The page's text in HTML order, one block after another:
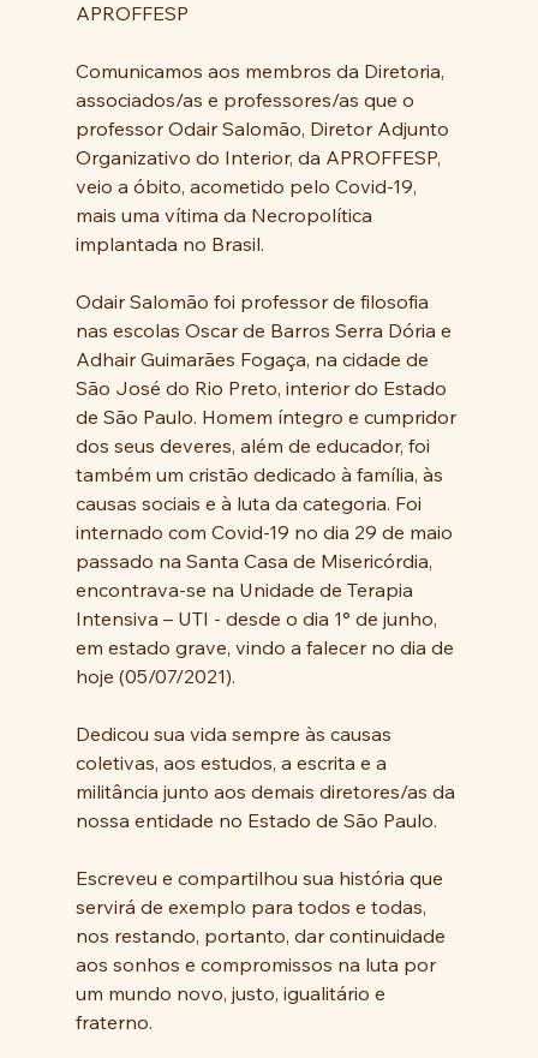
APROFFESP
Comunicamos aos membros da Diretoria,
associados/as e professores/as que o
professor Odair Salomão, Diretor Adjunto
Organizativo do Interior, da APROFFESP,
veio a óbito, acometido pelo Covid-19,
mais uma vítima da Necropolítica
implantada no Brasil.
Odair Salomão foi professor de filosofia
nas escolas Oscar de Barros Serra Dória e
Adhair Guimarães Fogaça, na cidade de
São José do Rio Preto, interior do Estado
de São Paulo. Homem íntegro e cumpridor
dos seus deveres, além de educador, foi
também um cristão dedicado à família, às
causas sociais e à luta da categoria. Foi
internado com Covid-19 no dia 29 de maio
passado na Santa Casa de Misericórdia,
encontrava-se na Unidade de Terapia
Intensiva – UTI - desde o dia 1° de junho,
em estado grave, vindo a falecer no dia de
hoje (05/07/2021).
Dedicou sua vida sempre às causas
coletivas, aos estudos, a escrita e a
militância junto aos demais diretores/as da
nossa entidade no Estado de São Paulo.
Escreveu e compartilhou sua história que
servirá de exemplo para todos e todas,
nos restando, portanto, dar continuidade
aos sonhos e compromissos na luta por
um mundo novo, justo, igualitário e
fraterno.